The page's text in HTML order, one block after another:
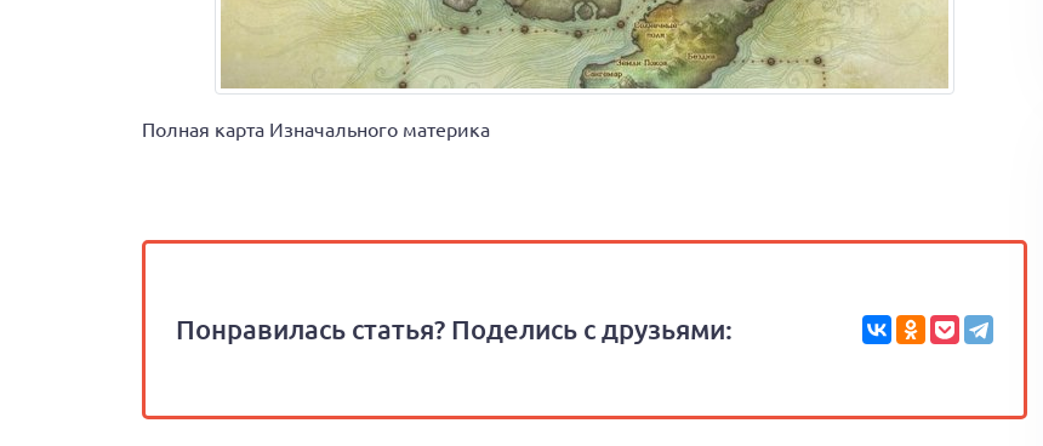
Полная карта Изначального материка
Понравилась статья? Поделись с друзьями: